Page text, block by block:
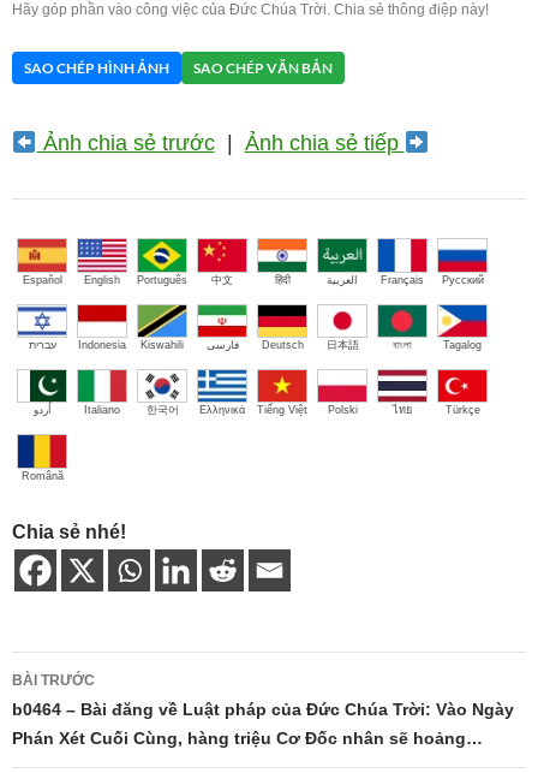
Hãy góp phần vào công việc của Đức Chúa Trời. Chia sẻ thông điệp này!
SAO CHÉP HÌNH ẢNH SAO CHÉP VĂN BẢN
Ảnh chia sẻ trước| Ảnh chia sẻ tiếp
Español English Português 中文 हिंदी العربية Français Русский
עברית Indonesia Kiswahili فارسی Deutsch 日本語 বাংলা Tagalog
اُردو Italiano 한국어 Ελληνικά Tiếng Việt Polski ไทย Türkçe
Română
Chia sẻ nhé!
Điều
hướng
bài
BÀI TRƯỚC
b0464 – Bài đăng về Luật pháp của Đức Chúa Trời: Vào Ngày
Phán Xét Cuối Cùng, hàng triệu Cơ Đốc nhân sẽ hoảng…